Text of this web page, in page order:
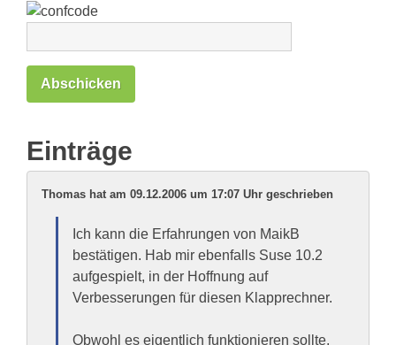
Einträge
Thomas hat am 09.12.2006 um 17:07 Uhr geschrieben
Ich kann die Erfahrungen von MaikB
bestätigen. Hab mir ebenfalls Suse 10.2
aufgespielt, in der Hoffnung auf
Verbesserungen für diesen Klapprechner.
Obwohl es eigentlich funktionieren sollte,